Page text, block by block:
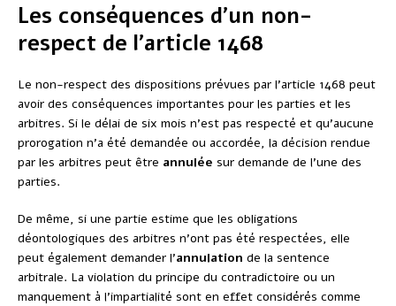
Les conséquences d’un non-
respect de l’article 1468
Le non-respect des dispositions prévues par l’article 1468 peut
avoir des conséquences importantes pour les parties et les
arbitres. Si le délai de six mois n’est pas respecté et qu’aucune
prorogation n’a été demandée ou accordée, la décision rendue
par les arbitres peut être annulée sur demande de l’une des
parties.
De même, si une partie estime que les obligations
déontologiques des arbitres n’ont pas été respectées, elle
peut également demander l’annulation de la sentence
arbitrale. La violation du principe du contradictoire ou un
manquement à l’impartialité sont en effet considérés comme